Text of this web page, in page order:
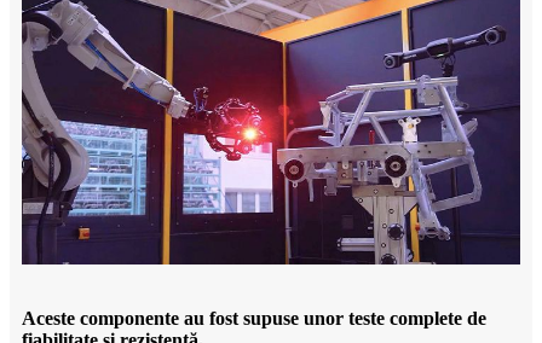
Aceste componente au fost supuse unor teste complete de